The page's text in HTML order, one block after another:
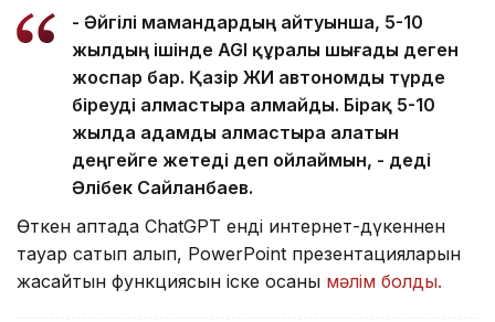
- Әйгілі мамандардың айтуынша, 5-10
жылдың ішінде AGI құралы шығады деген
жоспар бар. Қазір ЖИ автономды түрде
біреуді алмастыра алмайды. Бірақ 5-10
жылда адамды алмастыра алатын
деңгейге жетеді деп ойлаймын, - деді
Әлібек Сайланбаев.
Өткен аптада ChatGPT енді интернет-дүкеннен
тауар сатып алып, PowerPoint презентацияларын
жасайтын функциясын іске қосқаны мәлім болды.